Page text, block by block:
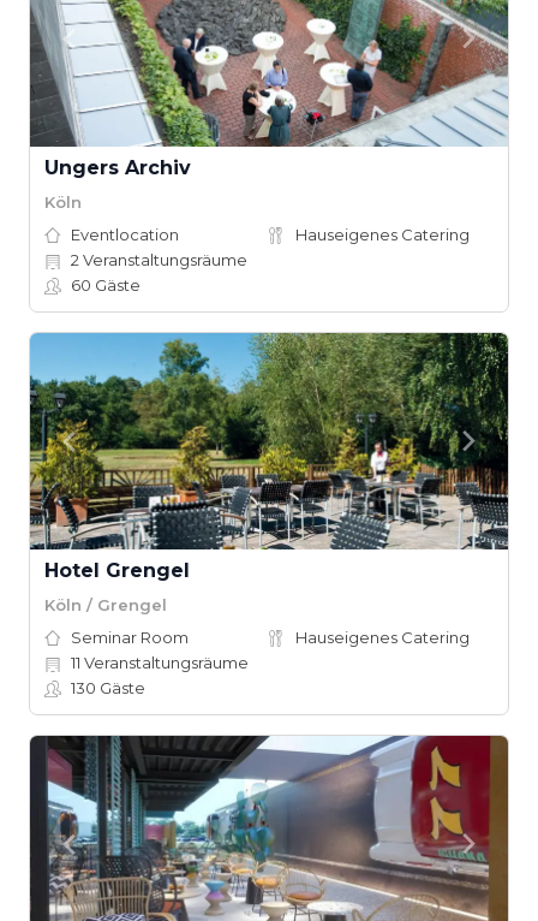
Ungers Archiv
Köln
Eventlocation
Hauseigenes Catering
2 Veranstaltungsräume
60 Gäste
Hotel Grengel
Köln / Grengel
Seminar Room
Hauseigenes Catering
11 Veranstaltungsräume
130 Gäste